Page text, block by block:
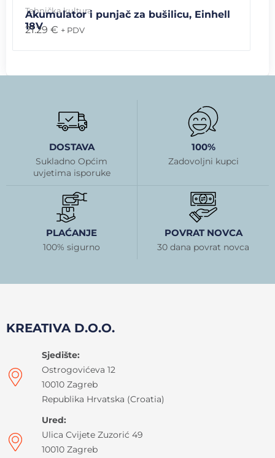
Tehnička kultura
Akumulator i punjač za bušilicu, Einhell
18V
21.29 € + PDV
DOSTAVA
Sukladno Općim
uvjetima isporuke
100%
Zadovoljni kupci
PLAĆANJE
100% sigurno
POVRAT NOVCA
30 dana povrat novca
KREATIVA D.O.O.
Sjedište:
Ostrogovićeva 12
10010 Zagreb
Republika Hrvatska (Croatia)
Ured:
Ulica Cvijete Zuzorić 49
10010 Zagreb